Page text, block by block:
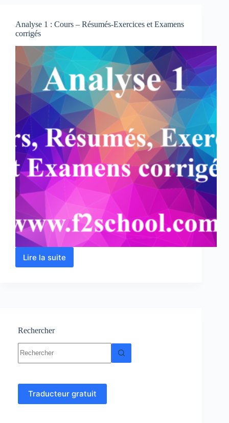
Analyse 1 : Cours – Résumés-Exercices et Examens
corrigés
Lire la suite
Analyse
et
corrigés
Rechercher
résultat
Traducteur gratuit